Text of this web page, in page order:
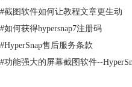
#截图软件如何让教程文章更生动
#如何获得hypersnap7注册码
#HyperSnap售后服务条款
#功能强大的屏幕截图软件--